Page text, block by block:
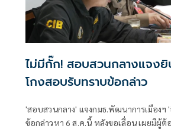
ไม่มีกั๊ก! สอบสวนกลางแจงยิ
โกงสอบรับทราบข้อกล่าว
'สอบสวนกลาง' แจงกมธ.พัฒนาการเมืองฯ
ข้อกล่าวหา 6 ส.ค.นี้ หลังขอเลื่อน เผยมีผู้ต้